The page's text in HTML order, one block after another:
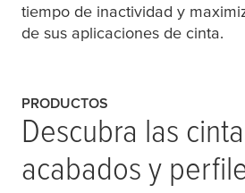
tiempo de inactividad y
de sus aplicaciones de cinta.
PRODUCTOS
Descubra las
acabados y